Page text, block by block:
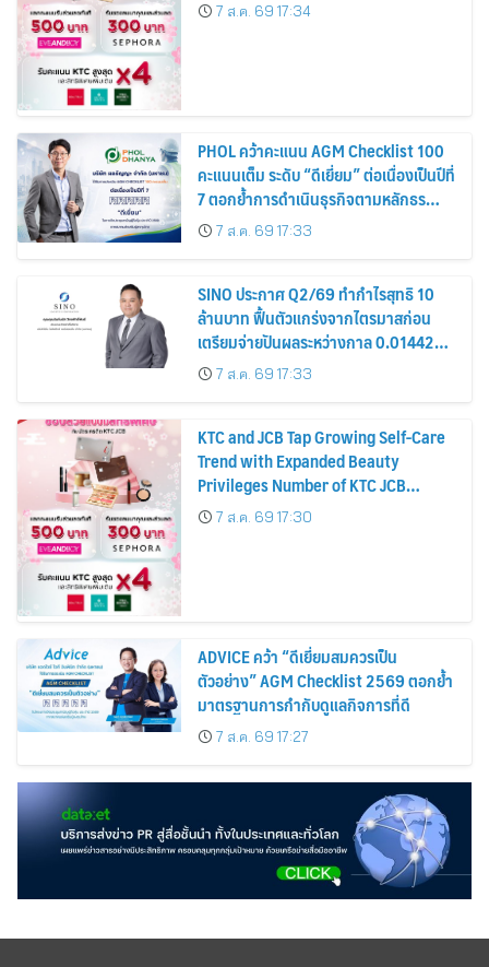
7 ส.ค. 69 17:34
PHOL คว้าคะแนน AGM Checklist 100
คะแนนเต็ม ระดับ “ดีเยี่ยม” ต่อเนื่องเป็นปีที่
7 ตอกย้ำการดำเนินธุรกิจตามหลักธร
รมาภิบาล โปร่งใส สร้างความเชื่อมั่นผู้ถือ
หุ้น
7 ส.ค. 69 17:33
SINO ประกาศ Q2/69 ทำกำไรสุทธิ 10
ล้านบาท ฟื้นตัวแกร่งจากไตรมาสก่อน
เตรียมจ่ายปันผลระหว่างกาล 0.014423
บาทต่อหุ้น ครึ่งปีหลังมุ่งเติบโตต่อเนื่อง
7 ส.ค. 69 17:33
KTC and JCB Tap Growing Self-Care
Trend with Expanded Beauty
Privileges Number of KTC JCB
Cardmembers Spending on
Cosmetics Rises 26%
7 ส.ค. 69 17:30
ADVICE คว้า “ดีเยี่ยมสมควรเป็น
ตัวอย่าง” AGM Checklist 2569 ตอกย้ำ
มาตรฐานการกำกับดูแลกิจการที่ดี
7 ส.ค. 69 17:27